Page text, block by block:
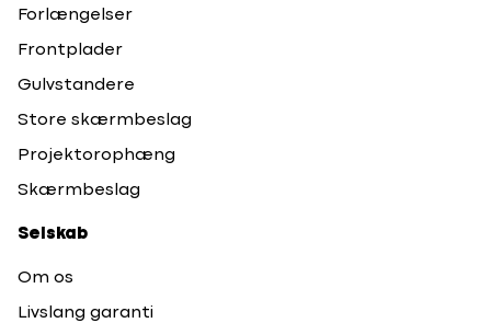
Forlængelser
Frontplader
Gulvstandere
Store skærmbeslag
Projektorophæng
Skærmbeslag
Selskab
Om os
Livslang garanti